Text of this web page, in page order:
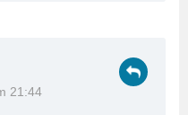
21:44